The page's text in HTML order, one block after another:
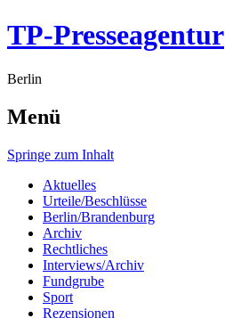
TP-Presseagentur
Berlin
Menü
Springe zum Inhalt
Aktuelles
Urteile/Beschlüsse
Berlin/Brandenburg
Archiv
Rechtliches
Interviews/Archiv
Fundgrube
Sport
Rezensionen